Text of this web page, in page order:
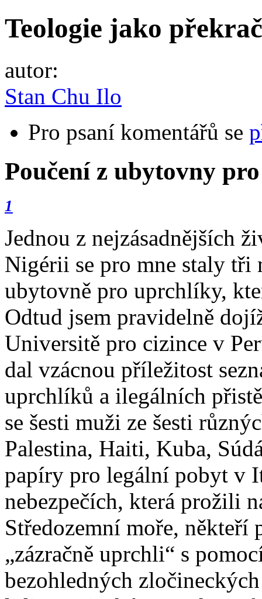
Teologie jako
autor:
Stan Chu Ilo
Pro psaní komentářů se
Poučení z ubytovny
1
Jednou z nejzásadnějších
Nigérii se pro mne staly tři
ubytovně pro uprchlíky,
Odtud jsem pravidelně
Universitě pro cizince v
dal vzácnou příležitost
uprchlíků a ilegálních
se šesti muži ze šesti
Palestina, Haiti, Kuba,
papíry pro legální pobyt v
nebezpečích, která prožili
Středozemní moře, někteří
„zázračně uprchli“ s
bezohledných